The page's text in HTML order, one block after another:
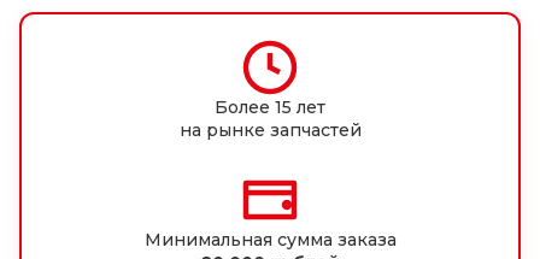
Более 15 лет
на рынке запчастей
Минимальная сумма заказа